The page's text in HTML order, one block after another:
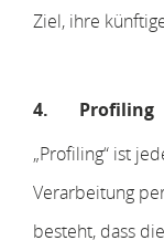
Ziel, ihre
4. Profiling
„Profiling“ ist
Verarbeitung
besteht, dass